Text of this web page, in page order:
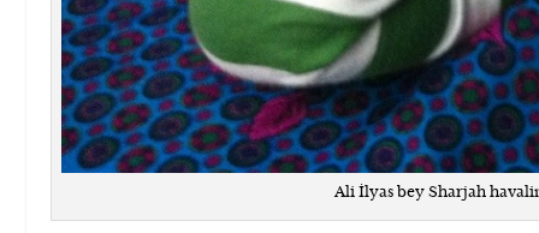
Ali İlyas bey Sharjah